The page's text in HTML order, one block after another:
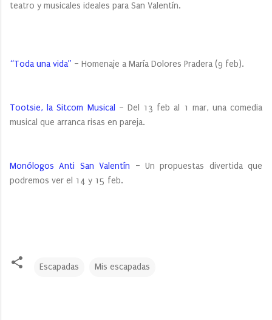
teatro y musicales ideales para San Valentín.
“Toda una vida” – Homenaje a María Dolores Pradera (9 feb).
Tootsie, la Sitcom Musical – Del 13 feb al 1 mar, una comedia
musical que arranca risas en pareja.
Monólogos Anti San Valentín – Un propuestas divertida que
podremos ver el 14 y 15 feb.
Escapadas Mis escapadas